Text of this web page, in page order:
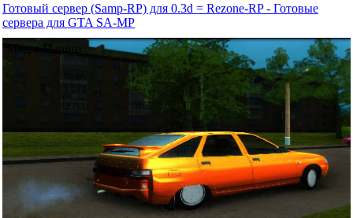
Готовый сервер (Samp-RP) для 0.3d = Rezone-RP - Готовые
сервера для GTA SA-MP
Моды Машин